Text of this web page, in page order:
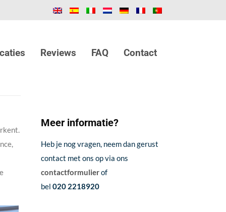
Reviews FAQ Contact
Meer informatie?
Heb je nog vragen, neem dan gerust
contact met ons op via ons
contactformulierof
bel 020 2218920